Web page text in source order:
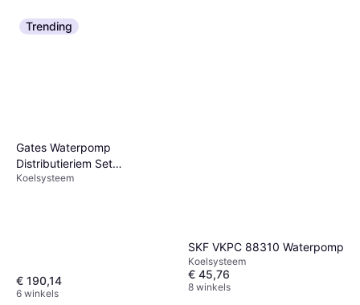
Trending
Gates Waterpomp
Distributieriem Set
KP3T354HOB
Koelsysteem
€ 190,14
6 winkels
SKF VKPC 88310 Waterpomp
Koelsysteem
€ 45,76
8 winkels